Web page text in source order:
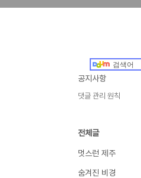
공지사항
댓글 관리 원칙
전체글
멋스런 제주
숨겨진 비경